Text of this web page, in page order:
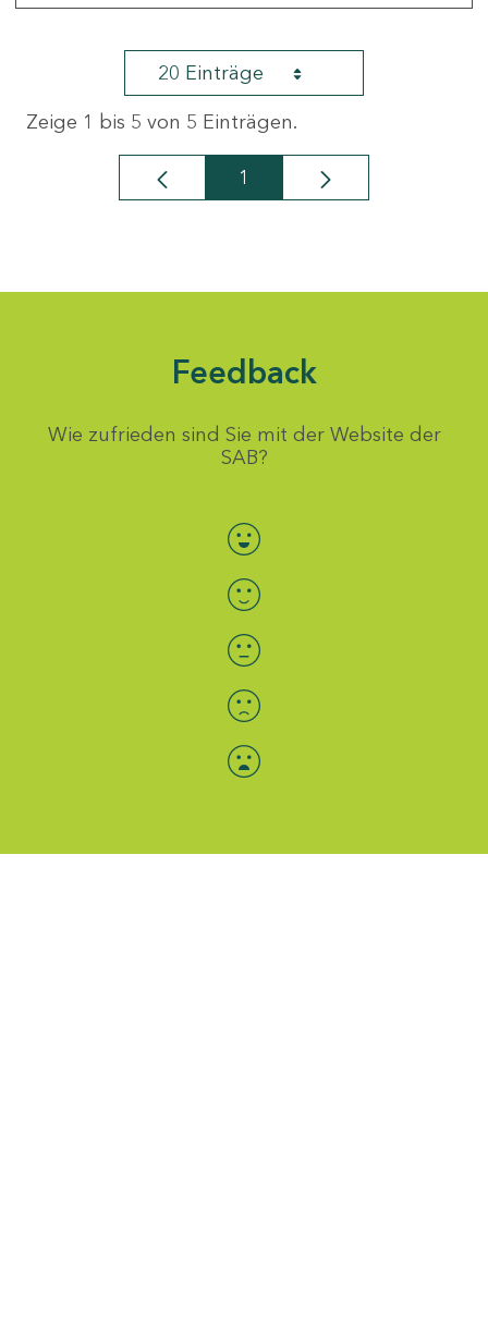
20 Einträge
Zeige 1 bis 5 von 5 Einträgen.
Seite
1
Feedback
Wie zufrieden sind Sie mit der Website der
SAB?
Bewertung auswählen